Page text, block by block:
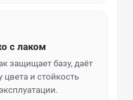
с лаком
защищает базу, даёт
цвета и стойкость